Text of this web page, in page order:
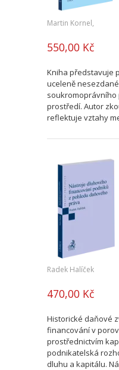
Martin Kornel,
550,00 Kč
Kniha představuje
uceleně
soukromoprávního
prostředí. Autor
reflektuje vztahy
Radek Halíček
470,00 Kč
Historické daňové
financování v
prostřednictvím
podnikatelská
dluhu a kapitálu.